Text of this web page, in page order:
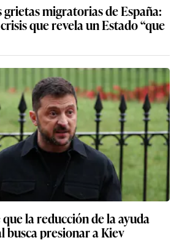
grietas migratorias de España:
que revela un Estado “que
la reducción de la ayuda
presionar a Kiev